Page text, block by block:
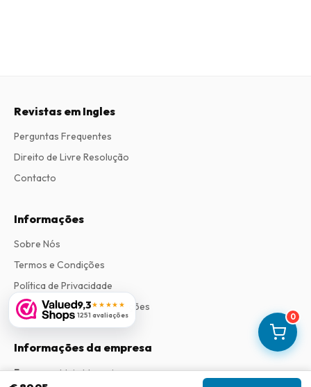
0
9,3★★★★★
1251 avaliações
Revistas em Ingles
Perguntas Frequentes
Direito de Livre Resolução
Contacto
Informações
Sobre Nós
Termos e Condições
Política de Privacidade
Procedimento de Reclamações
Informações da empresa
Empresa:Maja Magazines